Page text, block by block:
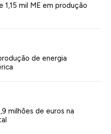
1,15 mil ME em produção
de energia
milhões de euros na